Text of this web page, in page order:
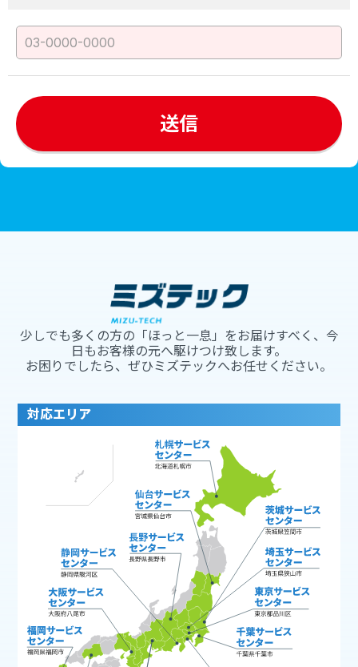
少しでも多くの方の「ほっと一息」をお届けすべく、今
日もお客様の元へ駆けつけ致します。
お困りでしたら、ぜひミズテックへお任せください。
対応エリア